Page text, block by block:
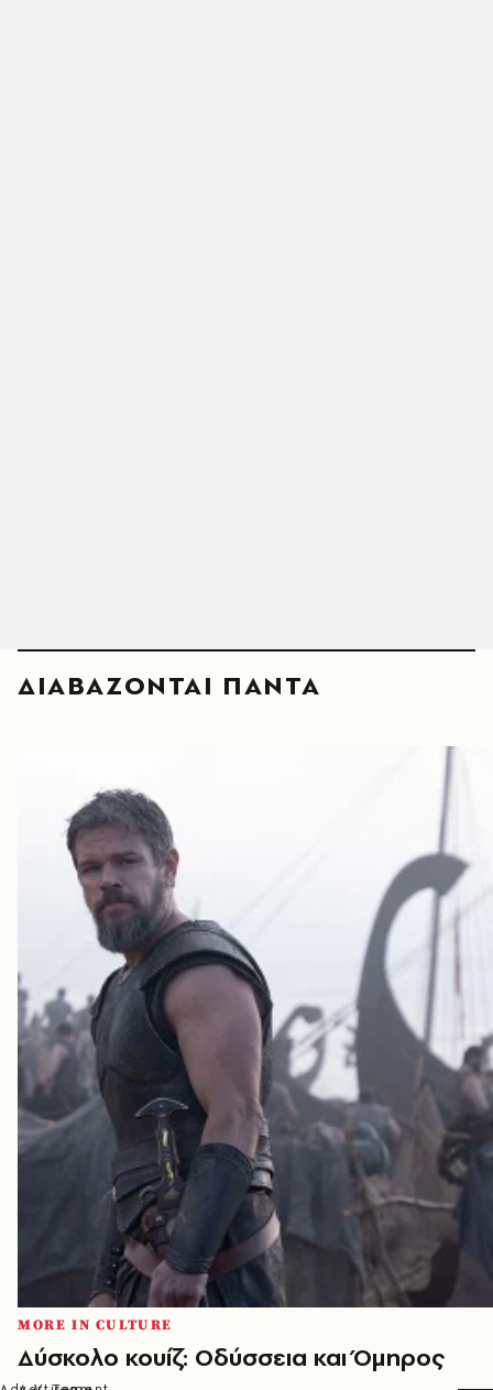
ΔΙΑΒΑΖΟΝΤΑΙ ΠΑΝΤΑ
MORE IN CULTURE
Δύσκολο κουίζ: Οδύσσεια και Όμηρος